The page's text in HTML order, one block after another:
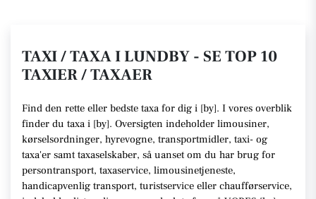
TAXI / TAXA I LUNDBY - SE TOP 10
TAXIER / TAXAER
Find den rette eller bedste taxa for dig i [by]. I vores overblik
finder du taxa i [by]. Oversigten indeholder limousiner,
kørselsordninger, hyrevogne, transportmidler, taxi- og
taxa'er samt taxaselskaber, så uanset om du har brug for
persontransport, taxaservice, limousinetjeneste,
handicapvenlig transport, turistservice eller chaufførservice,